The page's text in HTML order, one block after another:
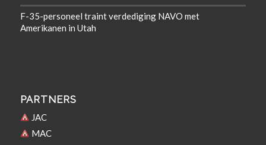
F-35-personeel traint verdediging NAVO met
Amerikanen in Utah
PARTNERS
JAC
MAC